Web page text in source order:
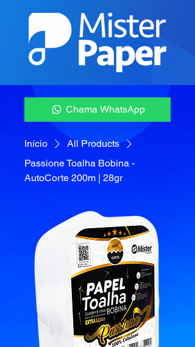
Chama WhatsApp
Início
All Products
Passione Toalha Bobina -
AutoCorte 200m | 28gr